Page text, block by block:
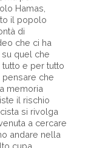
Hamas,
il popolo
di
che ci ha
su quel che
e per tutto
che
memoria
il rischio
si rivolga
a cercare
andare nella
cupa,